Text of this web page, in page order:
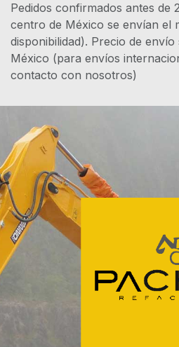
Pedidos confirmados antes de
centro de México se envían el
disponibilidad). Precio de
México (para envíos
contacto con nosotros)